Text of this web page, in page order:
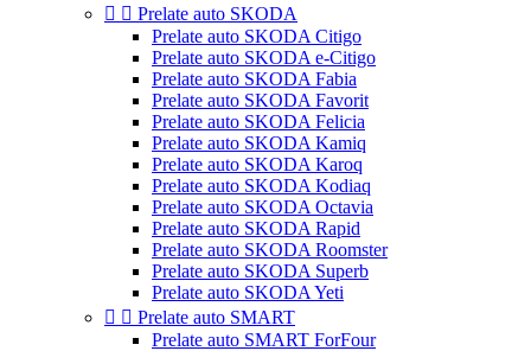
  Prelate auto SKODA
Prelate auto SKODA Citigo
Prelate auto SKODA e-Citigo
Prelate auto SKODA Fabia
Prelate auto SKODA Favorit
Prelate auto SKODA Felicia
Prelate auto SKODA Kamiq
Prelate auto SKODA Karoq
Prelate auto SKODA Kodiaq
Prelate auto SKODA Octavia
Prelate auto SKODA Rapid
Prelate auto SKODA Roomster
Prelate auto SKODA Superb
Prelate auto SKODA Yeti
  Prelate auto SMART
Prelate auto SMART ForFour